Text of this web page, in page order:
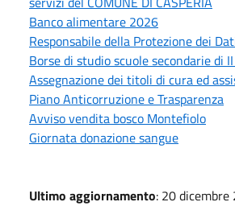
Banco alimentare 2026
Responsabile della Protezione dei
Borse di studio scuole secondarie di
Assegnazione dei titoli di cura ed
Piano Anticorruzione e Trasparenza
Avviso vendita bosco Montefiolo
Giornata donazione sangue
Ultimo aggiornamento: 20